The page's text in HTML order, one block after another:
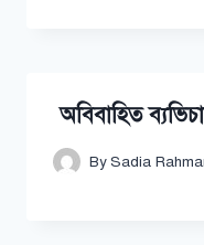
অবিবাহিত
BySadia